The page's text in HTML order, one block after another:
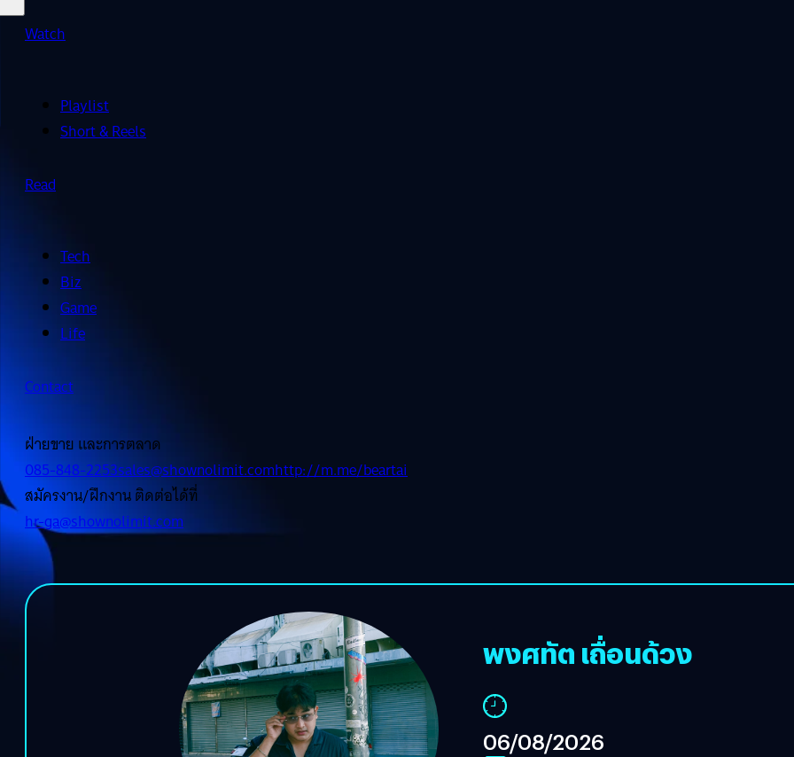
Watch
Playlist
Short & Reels
Read
Tech
Biz
Game
Life
Contact
ฝ่ายขาย และการตลาด
085-848-2253sales@shownolimit.comhttp://m.me/beartai
สมัครงาน/ฝึกงาน ติดต่อได้ที่
hr-ga@shownolimit.com
พงศทัต เถื่อนด้วง
06/08/2026